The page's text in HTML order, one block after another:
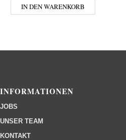
IN DEN WARENKORB
INFORMATIONEN
JOBS
UNSER TEAM
KONTAKT